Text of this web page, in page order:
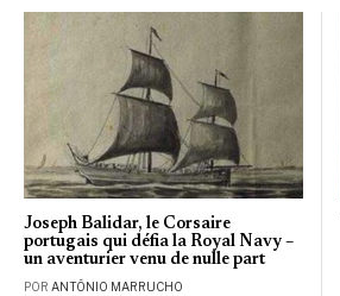
Joseph Balidar, le Corsaire
portugais qui défia la Royal Navy –
un aventurier venu de nulle part
POR ANTÓNIO MARRUCHO